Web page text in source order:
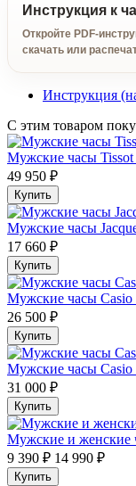
Инструкция к
Откройте PDF-
скачать или
Инструкция
С этим товаром
Мужские часы Tissot
49 950 ₽
Купить
Мужские часы
17 660 ₽
Купить
Мужские часы
26 500 ₽
Купить
Мужские часы Casio
31 000 ₽
Купить
Мужские и женские
9 390 ₽ 14 990 ₽
Купить